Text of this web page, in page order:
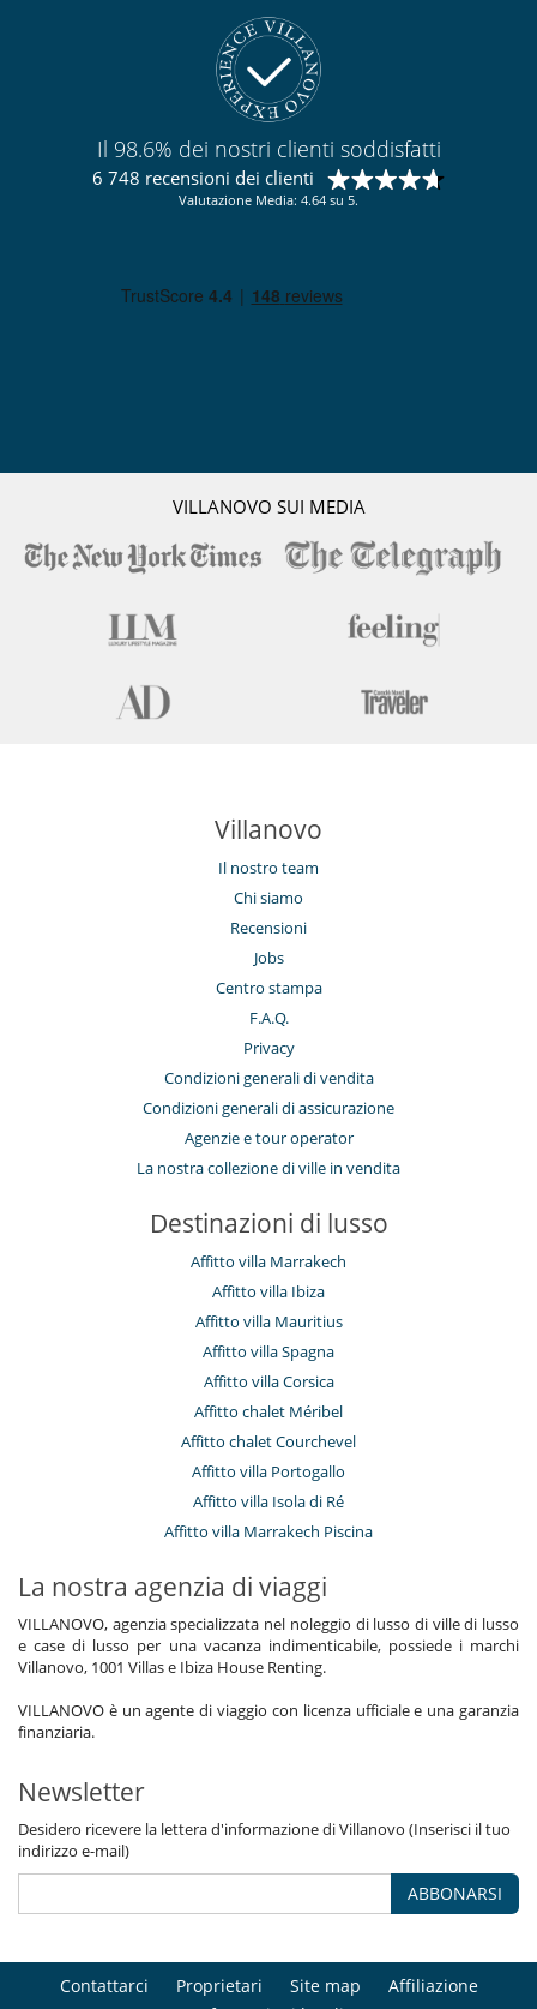
Il 98.6% dei nostri clienti soddisfatti
6 748 recensioni dei clienti
Valutazione Media: 4.64 su 5.
VILLANOVO SUI MEDIA
Villanovo
Il nostro team
Chi siamo
Recensioni
Jobs
Centro stampa
F.A.Q.
Privacy
Condizioni generali di vendita
Condizioni generali di assicurazione
Agenzie e tour operator
La nostra collezione di ville in vendita
Destinazioni di lusso
Affitto villa Marrakech
Affitto villa Ibiza
Affitto villa Mauritius
Affitto villa Spagna
Affitto villa Corsica
Affitto chalet Méribel
Affitto chalet Courchevel
Affitto villa Portogallo
Affitto villa Isola di Ré
Affitto villa Marrakech Piscina
La nostra agenzia di viaggi
VILLANOVO, agenzia specializzata nel noleggio di lusso di ville di lusso
e case di lusso per una vacanza indimenticabile, possiede i marchi
Villanovo, 1001 Villas e Ibiza House Renting.
VILLANOVO è un agente di viaggio con licenza ufficiale e una garanzia
finanziaria.
Newsletter
Desidero ricevere la lettera d'informazione di Villanovo (Inserisci il tuo
indirizzo e-mail)
ABBONARSI
Contattarci Proprietari Site map
Affiliazione